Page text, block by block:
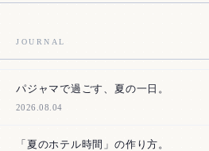
JOURNAL
パジャマで過ごす、夏の一日。
2026.08.04
「夏のホテル時間」の作り方。